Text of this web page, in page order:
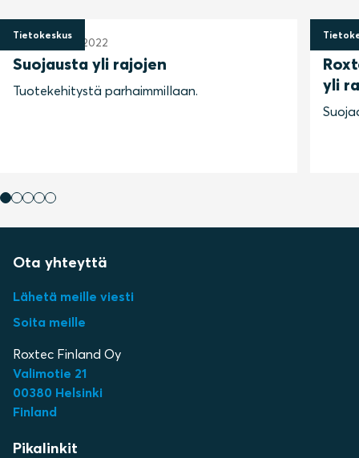
Tietokeskus
13. syyskuuta 2022
Suojausta yli rajojen
Tuotekehitystä parhaimmillaan.
13.
yli
Ota yhteyttä
Lähetä meille viesti
Soita meille
Roxtec Finland Oy
Valimotie 21
00380 Helsinki
Finland
Pikalinkit